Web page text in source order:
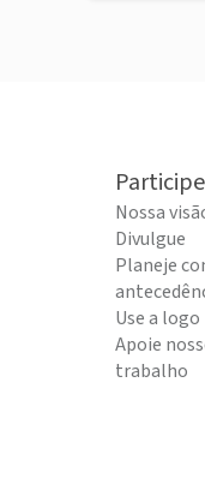
Participe
Nossa
Divulgue
Planeje
Use a logo
Apoie
trabalho